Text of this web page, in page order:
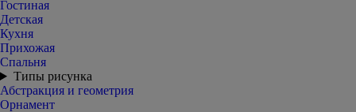
Гостиная
Детская
Кухня
Прихожая
Спальня
Типы рисунка
Абстракция и геометрия
Орнамент